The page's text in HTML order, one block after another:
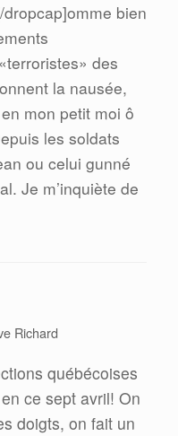
bien
des
la nausée,
mon petit moi ô
les soldats
ou celui gunné
Je m’inquiète de
Richard
québécoises
ce sept avril! On
doigts, on fait un